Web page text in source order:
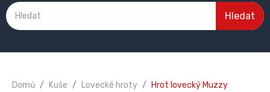
Hledat
Domů Kuše Lovecké hroty Hrot lovecký Muzzy